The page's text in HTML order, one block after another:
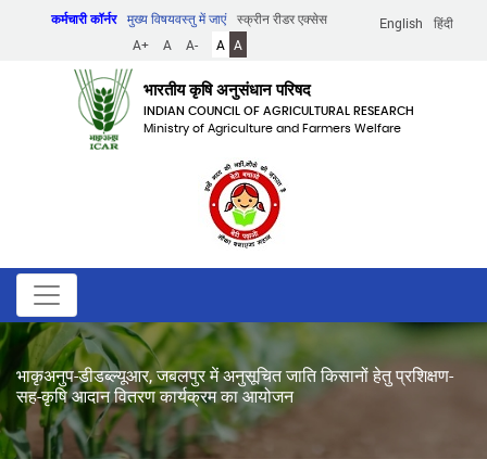
English हिंदी
कर्मचारी कॉर्नर मुख्य विषयवस्तु में जाएं
स्क्रीन रीडर एक्सेस
A+
A A- A A
भारतीय कृषि अनुसंधान परिषद
INDIAN COUNCIL OF AGRICULTURAL RESEARCH
Ministry of Agriculture and Farmers Welfare
भाकृअनुप-डीडब्ल्यूआर, जबलपुर में अनुसूचित जाति किसानों हेतु प्रशिक्षण-
सह-कृषि आदान वितरण कार्यक्रम का आयोजन